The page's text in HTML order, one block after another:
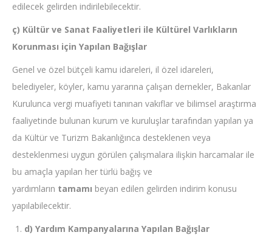
edilecek gelirden indirilebilecektir.
ç) Kültür ve Sanat Faaliyetleri ile Kültürel Varlıkların
Korunması için Yapılan Bağışlar
Genel ve özel bütçeli kamu idareleri, il özel idareleri,
belediyeler, köyler, kamu yararına çalışan dernekler, Bakanlar
Kurulunca vergi muafiyeti tanınan vakıflar ve bilimsel araştırma
faaliyetinde bulunan kurum ve kuruluşlar tarafından yapılan ya
da Kültür ve Turizm Bakanlığınca desteklenen veya
desteklenmesi uygun görülen çalışmalara ilişkin harcamalar ile
bu amaçla yapılan her türlü bağış ve
yardımların tamamı beyan edilen gelirden indirim konusu
yapılabilecektir.
d) Yardım Kampanyalarına Yapılan Bağışlar